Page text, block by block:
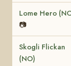
Lome Hero
📷
Skogli Flickan
(NO)